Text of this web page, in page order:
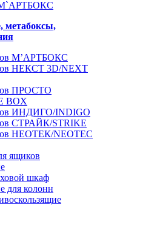
метабоксы,
М’АРТБОКС
НЕКСТ 3D/NEXT
ПРОСТО
BOX
ИНДИГО/INDIGO
СТРАЙК/STRIKE
НЕОТЕК/NEOTEC
ящиков
шкаф
для колонн